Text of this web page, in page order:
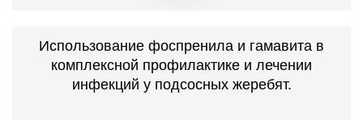
Использование фоспренила и гамавита в
комплексной профилактике и лечении
инфекций у подсосных жеребят.